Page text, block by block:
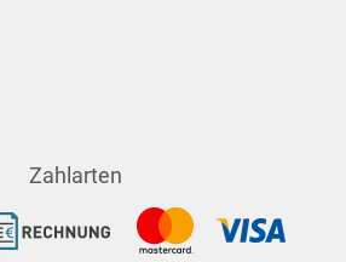
Zahlarten